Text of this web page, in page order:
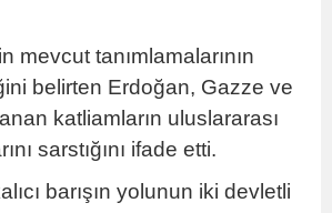
mevcut tanımlamalarının
belirten Erdoğan, Gazze ve
katliamların uluslararası
sarstığını ifade etti.
barışın yolunun iki devletli